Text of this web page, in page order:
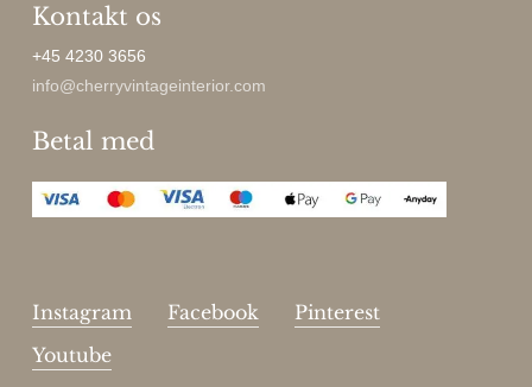
Kontakt os
+45 4230 3656
info@cherryvintageinterior.com
Betal med
Instagram Facebook
Pinterest
Youtube